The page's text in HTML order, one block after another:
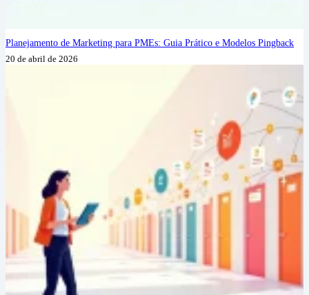
Planejamento de Marketing para PMEs: Guia Prático e Modelos Pingback
20 de abril de 2026